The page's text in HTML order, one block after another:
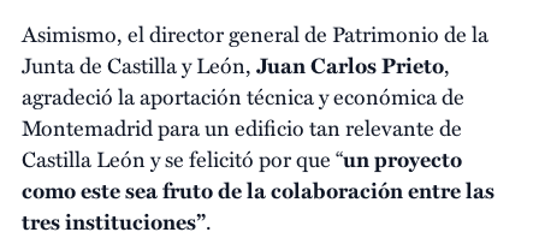
Asimismo, el director general de Patrimonio de la
Junta de Castilla y León,Juan Carlos Prieto,
agradeció la aportación técnica y económica de
Montemadrid para un edificio tan relevante de
Castilla León y se felicitó por que “un proyecto
como este sea fruto de la colaboración entre las
tres instituciones”.